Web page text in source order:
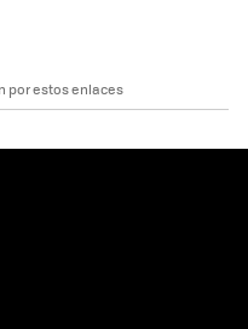
por estos enlaces